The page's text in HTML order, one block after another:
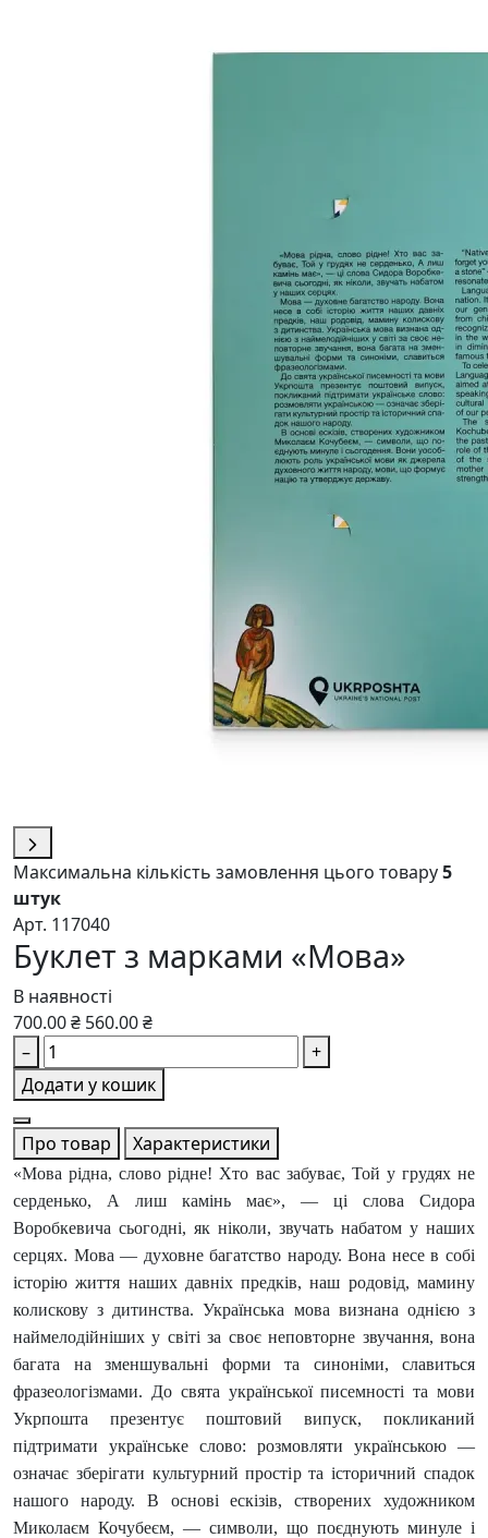
Максимальна кількість замовлення цього товару5
штук
Арт. 117040
Буклет з марками «Мова»
В наявності
700.00 ₴ 560.00 ₴
–
+
Додати у кошик
Про товар Характеристики
«Мова рідна, слово рідне! Хто вас забуває, Той у грудях не
серденько, А лиш камінь має», — ці слова Сидора
Воробкевича сьогодні, як ніколи, звучать набатом у наших
серцях. Мова — духовне багатство народу. Вона несе в собі
історію життя наших давніх предків, наш родовід, мамину
колискову з дитинства. Українська мова визнана однією з
наймелодійніших у світі за своє неповторне звучання, вона
багата на зменшувальні форми та синоніми, славиться
фразеологізмами. До свята української писемності та мови
Укрпошта презентує поштовий випуск, покликаний
підтримати українське слово: розмовляти українською —
означає зберігати культурний простір та історичний спадок
нашого народу. В основі ескізів, створених художником
Миколаєм Кочубеєм, — символи, що поєднують минуле і